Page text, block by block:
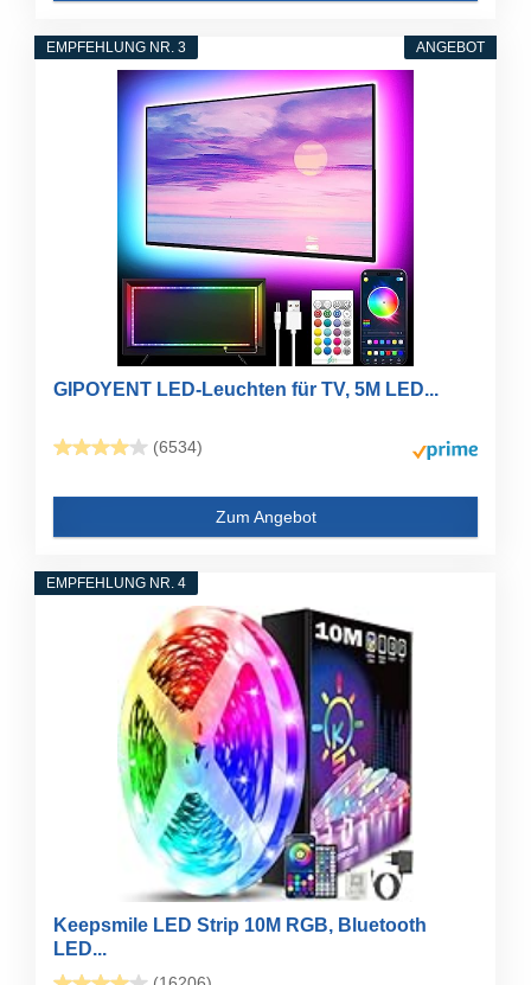
ANGEBOT
EMPFEHLUNG NR. 3
GIPOYENT LED-Leuchten für TV, 5M LED...
(6534)
Zum Angebot
EMPFEHLUNG NR. 4
Keepsmile LED Strip 10M RGB, Bluetooth
LED...